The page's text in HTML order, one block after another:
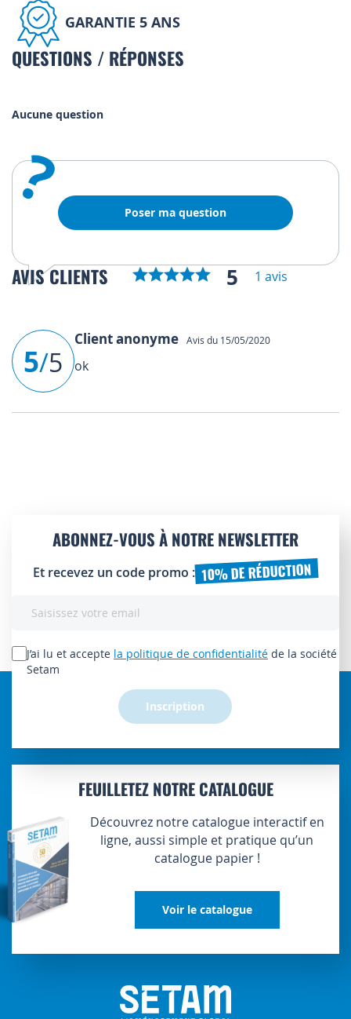
GARANTIE 5 ANS
QUESTIONS / RÉPONSES
Aucune question
? Poser ma question
AVIS CLIENTS 5 1 avis
5/5
Client anonyme Avis du 15/05/2020
ok
ABONNEZ-VOUS À NOTRE NEWSLETTER
Et recevez un code promo : 10% DE RÉDUCTION
lettre
d’information
J’ai lu et accepte la politique de confidentialité de la société
Setam
Inscription
FEUILLETEZ NOTRE CATALOGUE
Découvrez notre catalogue interactif en
ligne, aussi simple et pratique qu’un
catalogue papier !
Voir le catalogue